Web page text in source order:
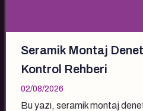
Seramik Montaj
Kontrol Rehberi
02/08/2026
Bu yazı, seramik montaj